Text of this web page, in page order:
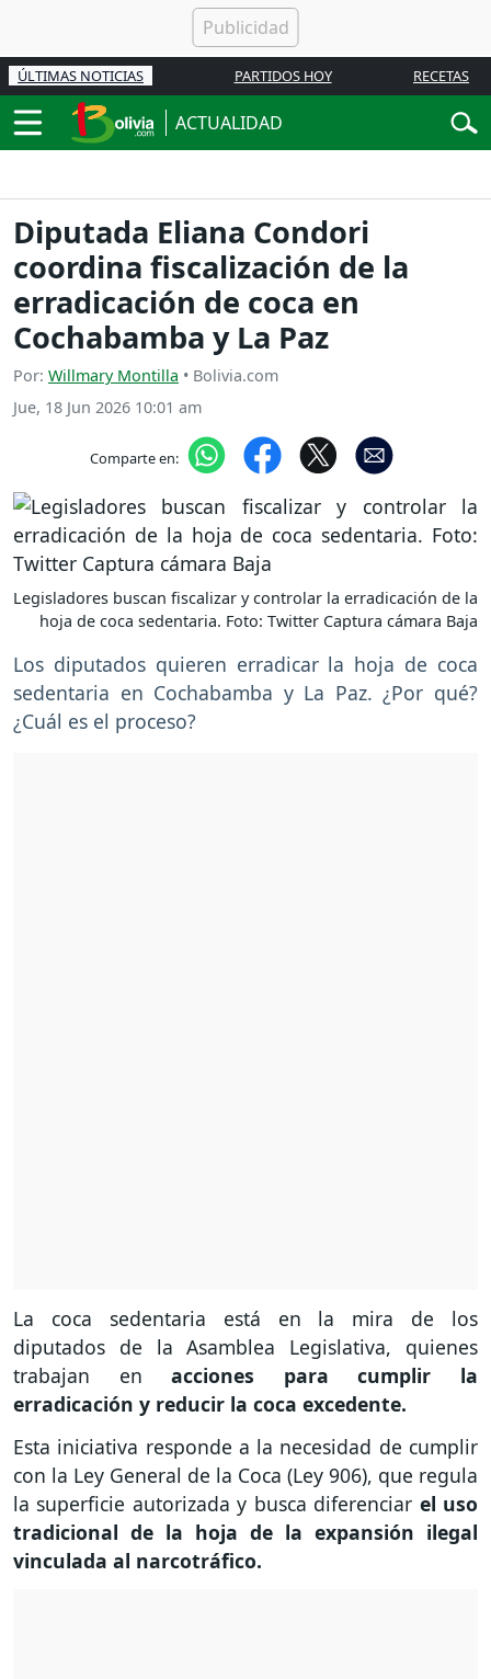
ÚLTIMAS NOTICIAS PARTIDOS HOY RECETAS
ACTUALIDAD
Diputada Eliana Condori
coordina fiscalización de la
erradicación de coca en
Cochabamba y La Paz
Por: Willmary Montilla • Bolivia.com
Jue, 18 Jun 2026 10:01 am
Comparte en:
Legisladores buscan fiscalizar y controlar la erradicación de la
hoja de coca sedentaria. Foto: Twitter Captura cámara Baja
Los diputados quieren erradicar la hoja de coca
sedentaria en Cochabamba y La Paz. ¿Por qué?
¿Cuál es el proceso?
La coca sedentaria está en la mira de los
diputados de la Asamblea Legislativa, quienes
trabajan enacciones para cumplir la
erradicación y reducir la coca excedente.
Esta iniciativa responde a la necesidad de cumplir
con la Ley General de la Coca (Ley 906), que regula
la superficie autorizada y busca diferenciar el uso
tradicional de la hoja de la expansión ilegal
vinculada al narcotráfico.